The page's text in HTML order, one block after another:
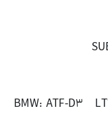
(BMW: ATF-D3